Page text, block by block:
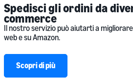
Spedisci gli ordini da
commerce
Il nostro servizio può aiutarti a
web e su Amazon.
Scopri di più